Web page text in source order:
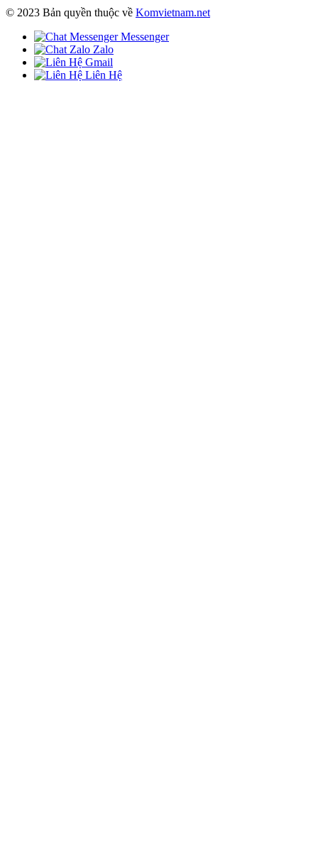
© 2023 Bản quyền thuộc về Komvietnam.net
Messenger
Zalo
Gmail
Liên Hệ